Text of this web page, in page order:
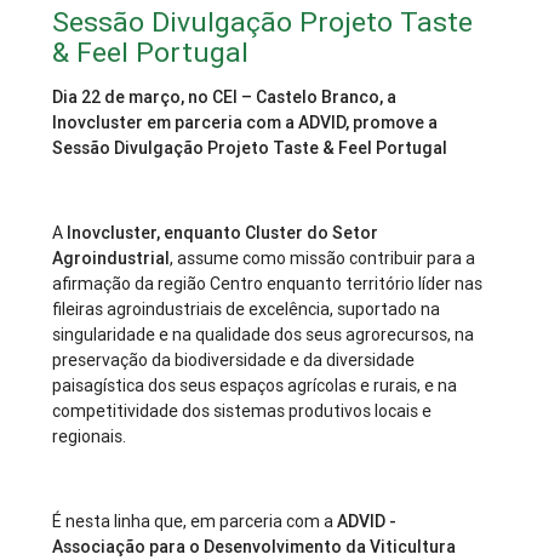
Sessão Divulgação Projeto Taste
& Feel Portugal
Dia 22 de março, no CEI – Castelo Branco, a
Inovcluster em parceria com a ADVID, promove a
Sessão Divulgação Projeto Taste & Feel Portugal
A Inovcluster, enquanto Cluster do Setor
Agroindustrial, assume como missão contribuir para a
afirmação da região Centro enquanto território líder nas
fileiras agroindustriais de excelência, suportado na
singularidade e na qualidade dos seus agrorecursos, na
preservação da biodiversidade e da diversidade
paisagística dos seus espaços agrícolas e rurais, e na
competitividade dos sistemas produtivos locais e
regionais.
É nesta linha que, em parceria com aADVID -
Associação para o Desenvolvimento da Viticultura